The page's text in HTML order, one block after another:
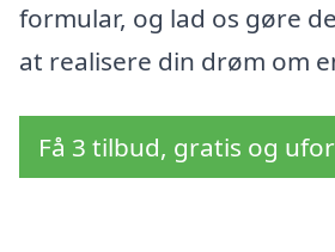
formular, og lad os gøre
at realisere din drøm om
Få 3 tilbud, gratis og